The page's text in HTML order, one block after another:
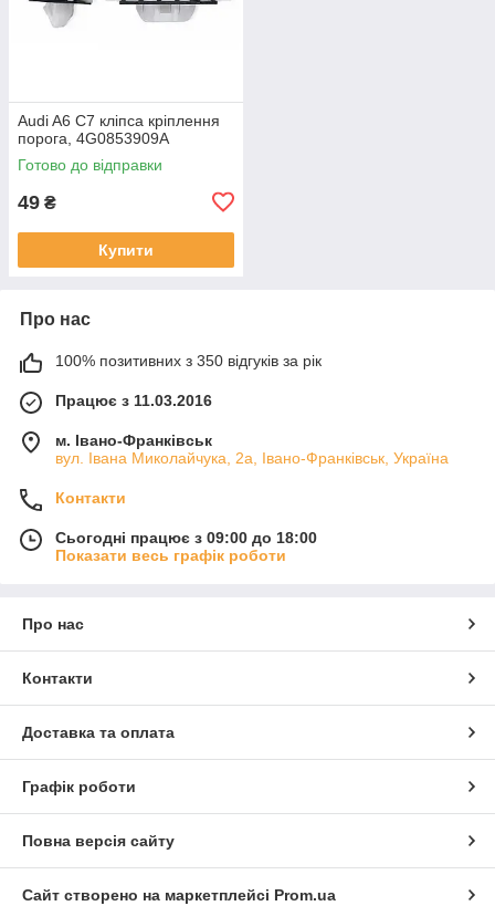
Audi A6 C7 кліпса кріплення
порога, 4G0853909A
Готово до відправки
49 ₴
Купити
Про нас
100% позитивних з 350 відгуків за рік
Працює з 11.03.2016
м. Івано-Франківськ
вул. Івана Миколайчука, 2а, Івано-Франківськ, Україна
Контакти
Сьогодні працює з 09:00 до 18:00
Показати весь графік роботи
Про нас
Контакти
Доставка та оплата
Графік роботи
Повна версія сайту
Сайт створено на маркетплейсі Prom.ua